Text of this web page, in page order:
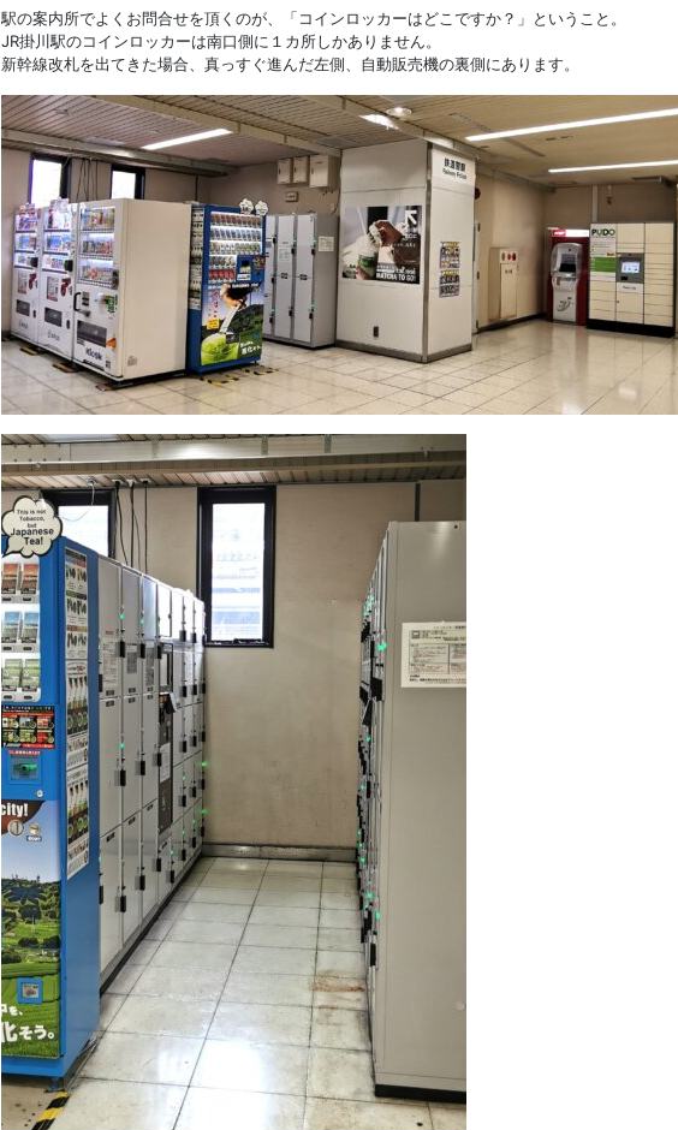
駅の案内所でよくお問合せを頂くのが、「コインロッカーはどこですか？」ということ。
JR掛川駅のコインロッカーは南口側に１カ所しかありません。
新幹線改札を出てきた場合、真っすぐ進んだ左側、自動販売機の裏側にあります。